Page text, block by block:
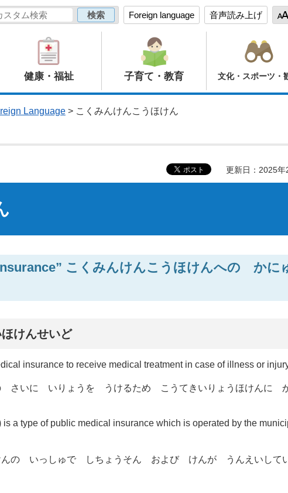
Foreign language 音声読み上げ
健康・福祉 子育て・教育 文化・スポーツ・
Language> こくみんけんこうほけん
更新日：2025年
こくみんけんこうほけんへの かに
けんせいど
insurance to receive medical treatment in case of illness or
さいに いりょうを うけるため こうてきいりょうほけんに
a type of public medical insurance which is operated by the
んの いっしゅで しちょうそん および けんが うんえいして